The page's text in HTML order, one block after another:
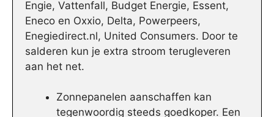
Engie, Vattenfall, Budget Energie, Essent,
Eneco en Oxxio, Delta, Powerpeers,
Enegiedirect.nl, United Consumers. Door te
salderen kun je extra stroom terugleveren
aan het net.
Zonnepanelen aanschaffen kan
tegenwoordig steeds goedkoper. Een